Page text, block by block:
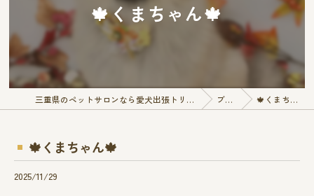
🍁くまちゃん🍁
三重県のペットサロンなら愛犬出張トリミング E-QunQun ブログ 🍁くまちゃん🍁
🍁くまちゃん🍁
2025/11/29